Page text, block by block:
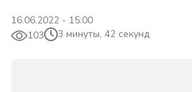
16.06.2022 - 15:00
103
3 минуты, 42 секунд